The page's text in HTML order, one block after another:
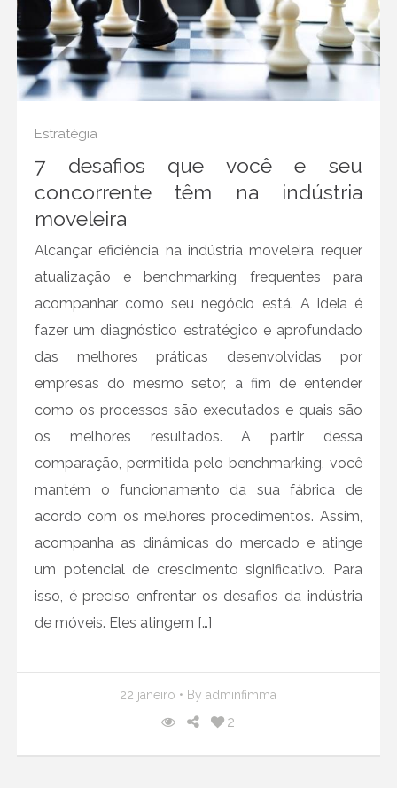
11 maio• 0 Comments
8 dicas para ter fornecedores
como aliados
28 novembro 0 Comments
gestão industrial
23 julho•0 Comments
De olho na NR-12
28 fevereiro •0 Comments
Quer exportar? Confira
algumas dicas
07 fevereiro•0 Comments
Sustentabilidade não é moda,
é atitude
0 Comments
15ª FIMMA Brasil prepara
COVID-19 para feira presencial
22 dezembro 0 Comments
mais sobre a startup que oferece
serviço de locação de móveis
por assinatura
16 dezembro•0 Comments
A importância do design de
0 Comments
Vendas por e-commerce
Estratégia
7 desafios que você e seu
concorrente têm na indústria
moveleira
Alcançar eficiência na indústria moveleira requer
atualização e benchmarking frequentes para
acompanhar como seu negócio está. A ideia é
fazer um diagnóstico estratégico e aprofundado
das melhores práticas desenvolvidas por
empresas do mesmo setor, a fim de entender
como os processos são executados e quais são
os melhores resultados. A partir dessa
comparação, permitida pelo benchmarking, você
mantém o funcionamento da sua fábrica de
acordo com os melhores procedimentos. Assim,
acompanha as dinâmicas do mercado e atinge
um potencial de crescimento significativo. Para
isso, é preciso enfrentar os desafios da indústria
de móveis. Eles atingem […]
22 janeiro • Byadminfimma
2